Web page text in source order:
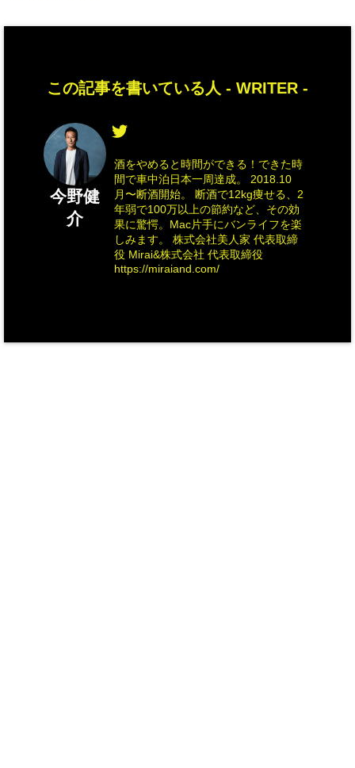
この記事を書いている人 - WRITER -
今野健
介
酒をやめると時間ができる！できた時
間で車中泊日本一周達成。 2018.10
月〜断酒開始。 断酒で12kg痩せる、2
年弱で100万以上の節約など、その効
果に驚愕。Mac片手にバンライフを楽
しみます。 株式会社美人家 代表取締
役 Mirai&株式会社 代表取締役
https://miraiand.com/